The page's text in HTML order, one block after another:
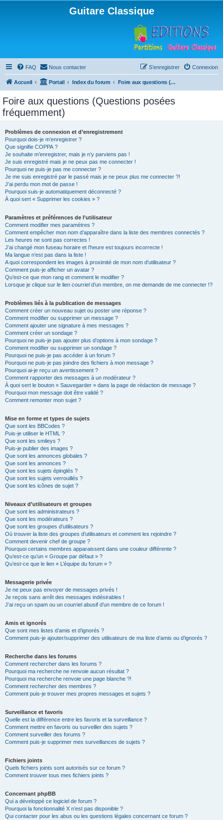
Guitare Classique
FAQ Nous contacter Connexion
S’enregistrer
Accueil Portail Index du forum Foire aux questions (Questions posées fréquemment)
Foire aux questions (Questions posées
fréquemment)
Problèmes de connexion et d’enregistrement
Pourquoi dois-je m’enregistrer ?
Que signifie COPPA ?
Je souhaite m’enregistrer, mais je n’y parviens pas !
Je suis enregistré mais je ne peux pas me connecter !
Pourquoi ne puis-je pas me connecter ?
Je me suis enregistré par le passé mais je ne peux plus me connecter ?!
J’ai perdu mon mot de passe !
Pourquoi suis-je automatiquement déconnecté ?
À quoi sert « Supprimer les cookies » ?
Paramètres et préférences de l’utilisateur
Comment modifier mes paramètres ?
Comment empêcher mon nom d’apparaître dans la liste des membres connectés ?
Les heures ne sont pas correctes !
J’ai changé mon fuseau horaire et l’heure est toujours incorrecte !
Ma langue n’est pas dans la liste !
A quoi correspondent les images à proximité de mon nom d’utilisateur ?
Comment puis-je afficher un avatar ?
Qu’est-ce que mon rang et comment le modifier ?
Lorsque je clique sur le lien courrield’un membre, on me demande de me connecter !?
Problèmes liés à la publication de messages
Comment créer un nouveau sujet ou poster une réponse ?
Comment modifier ou supprimer un message ?
Comment ajouter une signature à mes messages ?
Comment créer un sondage ?
Pourquoi ne puis-je pas ajouter plus d’options à mon sondage ?
Comment modifier ou supprimer un sondage ?
Pourquoi ne puis-je pas accéder à un forum ?
Pourquoi ne puis-je pas joindre des fichiers à mon message ?
Pourquoi ai-je reçu un avertissement ?
Comment rapporter des messages à un modérateur ?
À quoi sert le bouton « Sauvegarder » dans la page de rédaction de message ?
Pourquoi mon message doit être validé ?
Comment remonter mon sujet ?
Mise en forme et types de sujets
Que sont les BBCodes ?
Puis-je utiliser le HTML ?
Que sont les smileys ?
Puis-je publier des images ?
Que sont les annonces globales ?
Que sont les annonces ?
Que sont les sujets épinglés ?
Que sont les sujets verrouillés ?
Que sont les icônes de sujet ?
Niveaux d’utilisateurs et groupes
Que sont les administrateurs ?
Que sont les modérateurs ?
Que sont les groupes d’utilisateurs ?
Où trouver la liste des groupes d’utilisateurs et comment les rejoindre ?
Comment devenir chef de groupe ?
Pourquoi certains membres apparaissent dans une couleur différente ?
Qu’est-ce qu’un « Groupe par défaut » ?
Qu’est-ce que le lien « L’équipe du forum » ?
Messagerie privée
Je ne peux pas envoyer de messages privés !
Je reçois sans arrêt des messages indésirables !
J’ai reçu un spam ou un courriel abusif d’un membre de ce forum !
Amis et ignorés
Que sont mes listes d’amis et d’ignorés ?
Comment puis-je ajouter/supprimer des utilisateurs de ma liste d’amis ou d’ignorés ?
Recherche dans les forums
Comment rechercher dans les forums ?
Pourquoi ma recherche ne renvoie aucun résultat ?
Pourquoi ma recherche renvoie une page blanche ?!
Comment rechercher des membres ?
Comment puis-je trouver mes propres messages et sujets ?
Surveillance et favoris
Quelle est la différence entre les favoris et la surveillance ?
Comment mettre en favoris ou surveiller des sujets ?
Comment surveiller des forums ?
Comment puis-je supprimer mes surveillances de sujets ?
Fichiers joints
Quels fichiers joints sont autorisés sur ce forum ?
Comment trouver tous mes fichiers joints ?
Concernant phpBB
Qui a développé ce logiciel de forum ?
Pourquoi la fonctionnalité X n’est pas disponible ?
Qui contacter pour les abus ou les questions légales concernant ce forum ?